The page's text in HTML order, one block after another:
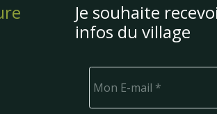
Je souhaite
infos du village